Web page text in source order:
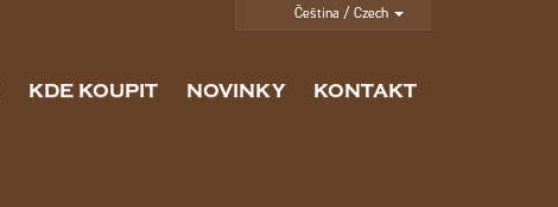
KDE KOUPIT NOVINKY KONTAKT